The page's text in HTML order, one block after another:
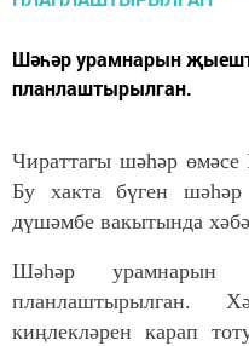
Шәһәр урамнарын
планлаштырылган.
Чираттагы шәһәр өмәсе
Бу хакта бүген
дүшәмбе вакытында
Шәһәр урамнарын
планлаштырылган.
киңлекләрен карап